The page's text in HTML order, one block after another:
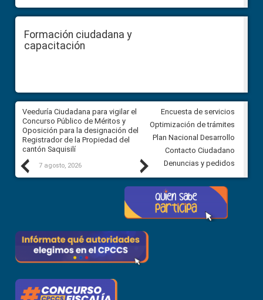
Formación ciudadana y
capacitación
Previous
Veeduría Ciudadana para vigilar el
Concurso Público de Méritos y
Oposición para la designación del
Registrador de la Propiedad del
cantón Saquisilí
7 agosto, 2026
Veeduría Ciudadana para
construcción del asfaltado de
Ballenita del cantón Santa
7 agosto, 2026
Next
Encuesta de servicios
Optimización de trámites
Plan Nacional Desarrollo
Contacto Ciudadano
Denuncias y pedidos